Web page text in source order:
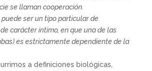
se llaman cooperación.
ser un tipo particular de
carácter íntimo, en que una de las
es estrictamente dependiente de la
a definiciones biológicas,